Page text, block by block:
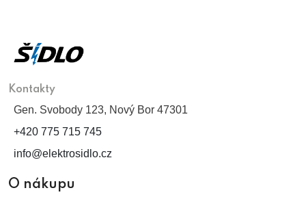
Kontakty
Gen. Svobody 123, Nový Bor 47301
+420 775 715 745
info@elektrosidlo.cz
O nákupu